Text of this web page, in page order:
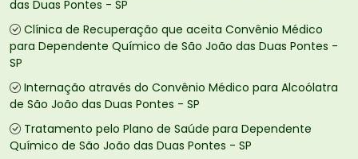
das Duas Pontes - SP
Clínica de Recuperação que aceita Convênio Médico
para Dependente Químico de São João das Duas Pontes -
SP
Internação através do Convênio Médico para Alcoólatra
de São João das Duas Pontes - SP
Tratamento pelo Plano de Saúde para Dependente
Químico de São João das Duas Pontes - SP